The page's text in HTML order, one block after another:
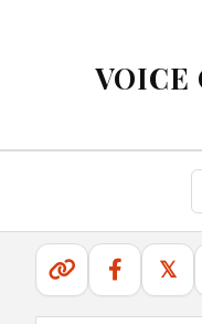
VOICE
𝕏